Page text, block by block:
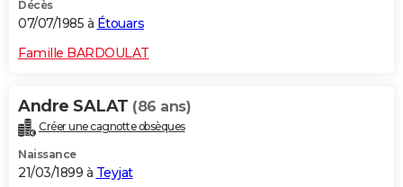
Décès
07/07/1985 à Étouars
Famille BARDOULAT
Andre SALAT (86 ans)
Créer une cagnotte obsèques
Naissance
21/03/1899 à Teyjat